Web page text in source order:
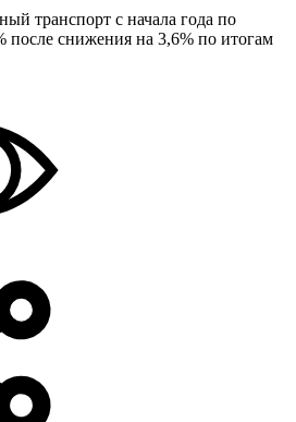
транспорт с начала года по
после снижения на 3,6% по итогам